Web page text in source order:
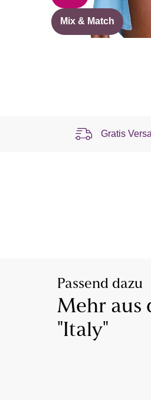
Mix & Match
Gratis
Passend dazu
Mehr aus
"Italy"